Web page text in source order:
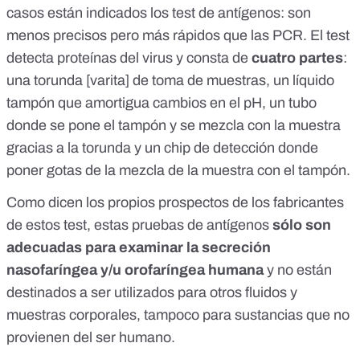
casos están indicados los test de antígenos: son
menos precisos pero más rápidos que las PCR. El test
detecta proteínas del virus y consta de cuatro partes:
una torunda [varita] de toma de muestras, un líquido
tampón que amortigua cambios en el pH, un tubo
donde se pone el tampón y se mezcla con la muestra
gracias a la torunda y un chip de detección donde
poner gotas de la mezcla de la muestra con el tampón.
Como dicen los propios prospectos de los fabricantes
de estos test, estas pruebas de antígenos sólo son
adecuadas para examinar la secreción
nasofaríngea y/u orofaríngea humanay no están
destinados a ser utilizados para otros fluidos y
muestras corporales, tampoco para sustancias que no
provienen del ser humano.